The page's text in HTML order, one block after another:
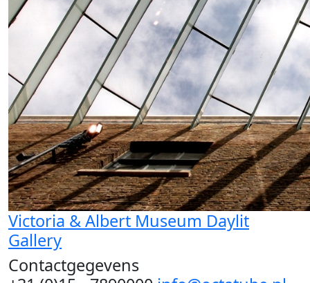
Victoria & Albert Museum Daylit
Gallery
Contactgegevens